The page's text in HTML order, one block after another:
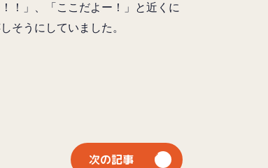
！」、「ここだよー！」と近くに
そうにしていました。
次の記事